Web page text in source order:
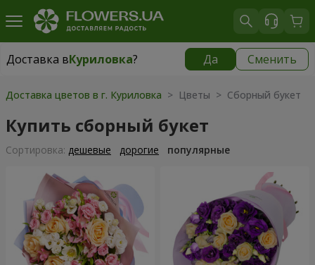
Доставка вКуриловка? Да Сменить
Доставка вКуриловка|
Доставка цветов в г. Куриловка > Цветы > Сборный букет
Купить сборный букет
Cортировка: дешевые дорогие популярные